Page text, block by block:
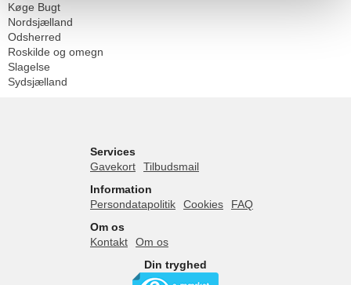
Køge Bugt
Nordsjælland
Odsherred
Roskilde og omegn
Slagelse
Sydsjælland
Services
Gavekort
Tilbudsmail
Information
Persondatapolitik
Cookies
FAQ
Om os
Kontakt
Om os
Din tryghed